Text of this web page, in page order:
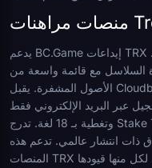
يدعم BC.Game إيداعات TRX ويحمل سوقًا واسعًا لكرة القدم المباشرة.
السلاسل مع قائمة واسعة من
الأصول المشفرة. يقبل Cloudbet أيضًا TRX ويعمل كمنصة مراهنات
عبر البريد الإلكتروني فقط
وتغطية بـ 18 لغة. تدرج Stake TRX ضمن طرق الدفع المدعومة وهي
ذات انتشار عالمي. تدعم هذه
المنصات TRX وتقدم مراهنات كرة القدم المباشرة، ولكن لكل منها قيودها